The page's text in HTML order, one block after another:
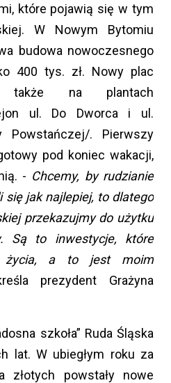
które pojawią się w tym
W Nowym Bytomiu
budowa nowoczesnego
400 tys. zł. Nowy plac
także na plantach
ul. Do Dworca i ul.
Powstańczej/. Pierwszy
pod koniec wakacji,
- Chcemy, by rudzianie
się jak najlepiej, to dlatego
przekazujmy do użytku
Są to inwestycje, które
życia, a to jest moim
prezydent Grażyna
szkoła” Ruda Śląska
lat. W ubiegłym roku za
złotych powstały nowe